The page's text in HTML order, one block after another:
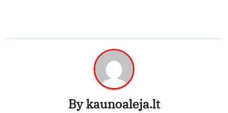
Bykaunoaleja.lt